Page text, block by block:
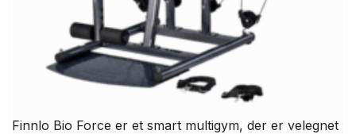
Finnlo Bio Force er et smart multigym, der er velegnet